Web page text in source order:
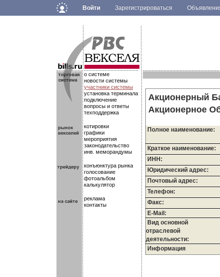
Войти Зарегистрироваться
.
.о системе
новости системы
участники системы
установка терминала
подключение
вопросы и ответы
техподдержка
котировки
графики
мероприятия
законодательство
инв. меморандумы
конъюнктура рынка
голосование
фотоальбом
калькулятор
реклама
контакты
.
Акционерный
Акционерное
Полное наименование:
Краткое наименование:
ИНН:
Юридический адрес:
Почтовый адрес:
Телефон:
Факс:
E-Mail:
Вид основной
отраслевой
деятельности:
Информация